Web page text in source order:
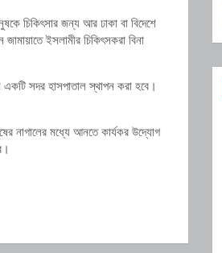
চিকিৎসার জন্য আর ঢাকা বা বিদেশে
ইসলামীর চিকিৎসকরা বিনা
সদর হাসপাতাল স্থাপন করা হবে।
নাগালের মধ্যে আনতে কার্যকর উদ্যোগ